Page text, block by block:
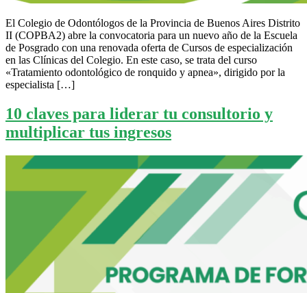
El Colegio de Odontólogos de la Provincia de Buenos Aires Distrito
II (COPBA2) abre la convocatoria para un nuevo año de la Escuela
de Posgrado con una renovada oferta de Cursos de especialización
en las Clínicas del Colegio. En este caso, se trata del curso
«Tratamiento odontológico de ronquido y apnea», dirigido por la
especialista […]
10 claves para liderar tu consultorio y
multiplicar tus ingresos